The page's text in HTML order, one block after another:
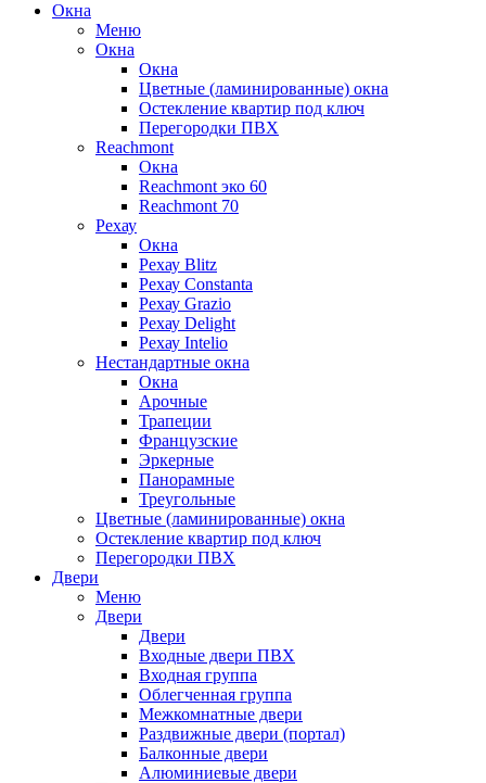
Окна
Меню
Окна
Окна
Цветные (ламинированные) окна
Остекление квартир под ключ
Перегородки ПВХ
Reachmont
Окна
Reachmont эко 60
Reachmont 70
Рехау
Окна
Рехау Blitz
Рехау Constanta
Рехау Grazio
Рехау Delight
Рехау Intelio
Нестандартные окна
Окна
Арочные
Трапеции
Французские
Эркерные
Панорамные
Треугольные
Цветные (ламинированные) окна
Остекление квартир под ключ
Перегородки ПВХ
Двери
Меню
Двери
Двери
Входные двери ПВХ
Входная группа
Облегченная группа
Межкомнатные двери
Раздвижные двери (портал)
Балконные двери
Алюминиевые двери